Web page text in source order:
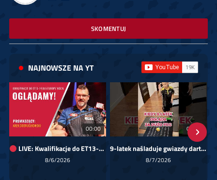
SKOMENTUJ
NAJNOWSZE NA YT
00:00
LIVE: Kwalifikacje do ET13-14 dla Europy Wschodniej
8/6/2026
01:08
9-latek naśladuje gwiazdy darta!
8/7/2026